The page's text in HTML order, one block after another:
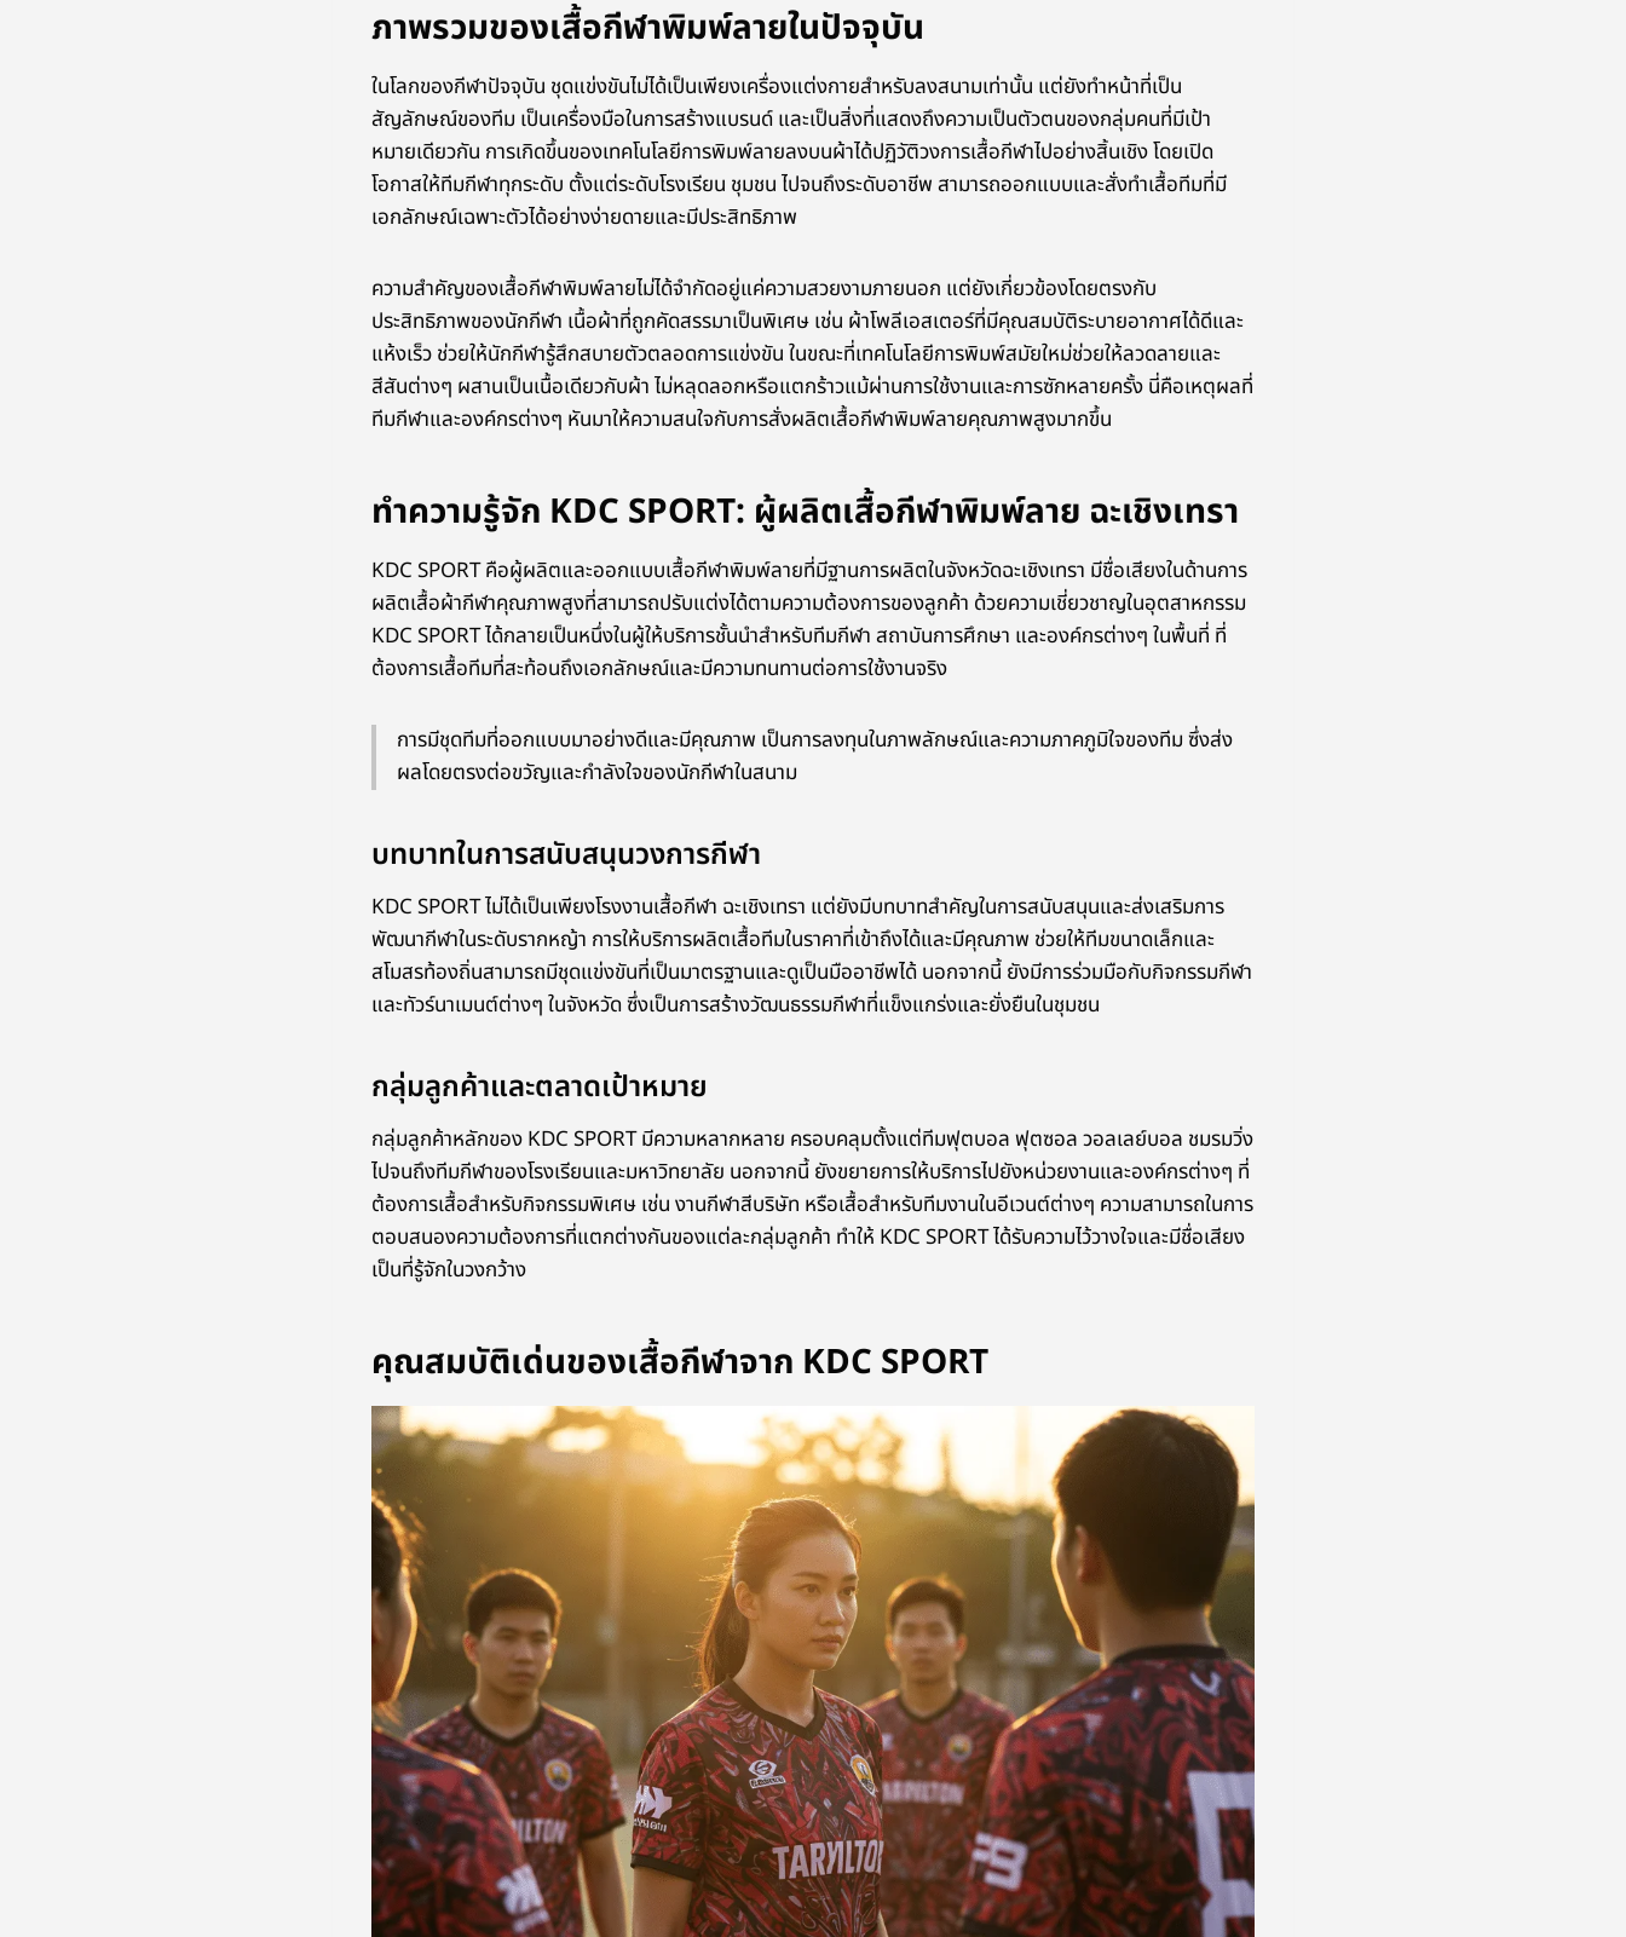
ภาพรวมของเสื้อกีฬาพิมพ์ลายในปัจจุบัน
ในโลกของกีฬาปัจจุบัน ชุดแข่งขันไม่ได้เป็นเพียงเครื่องแต่งกายสำหรับลงสนามเท่านั้น แต่ยังทำหน้าที่เป็น
สัญลักษณ์ของทีม เป็นเครื่องมือในการสร้างแบรนด์ และเป็นสิ่งที่แสดงถึงความเป็นตัวตนของกลุ่มคนที่มีเป้า
หมายเดียวกัน การเกิดขึ้นของเทคโนโลยีการพิมพ์ลายลงบนผ้าได้ปฏิวัติวงการเสื้อกีฬาไปอย่างสิ้นเชิง โดยเปิด
โอกาสให้ทีมกีฬาทุกระดับ ตั้งแต่ระดับโรงเรียน ชุมชน ไปจนถึงระดับอาชีพ สามารถออกแบบและสั่งทำเสื้อทีมที่มี
เอกลักษณ์เฉพาะตัวได้อย่างง่ายดายและมีประสิทธิภาพ
ความสำคัญของเสื้อกีฬาพิมพ์ลายไม่ได้จำกัดอยู่แค่ความสวยงามภายนอก แต่ยังเกี่ยวข้องโดยตรงกับ
ประสิทธิภาพของนักกีฬา เนื้อผ้าที่ถูกคัดสรรมาเป็นพิเศษ เช่น ผ้าโพลีเอสเตอร์ที่มีคุณสมบัติระบายอากาศได้ดีและ
แห้งเร็ว ช่วยให้นักกีฬารู้สึกสบายตัวตลอดการแข่งขัน ในขณะที่เทคโนโลยีการพิมพ์สมัยใหม่ช่วยให้ลวดลายและ
สีสันต่างๆ ผสานเป็นเนื้อเดียวกับผ้า ไม่หลุดลอกหรือแตกร้าวแม้ผ่านการใช้งานและการซักหลายครั้ง นี่คือเหตุผลที่
ทีมกีฬาและองค์กรต่างๆ หันมาให้ความสนใจกับการสั่งผลิตเสื้อกีฬาพิมพ์ลายคุณภาพสูงมากขึ้น
ทำความรู้จัก KDC SPORT: ผู้ผลิตเสื้อกีฬาพิมพ์ลาย ฉะเชิงเทรา
KDC SPORT คือผู้ผลิตและออกแบบเสื้อกีฬาพิมพ์ลายที่มีฐานการผลิตในจังหวัดฉะเชิงเทรา มีชื่อเสียงในด้านการ
ผลิตเสื้อผ้ากีฬาคุณภาพสูงที่สามารถปรับแต่งได้ตามความต้องการของลูกค้า ด้วยความเชี่ยวชาญในอุตสาหกรรม
KDC SPORT ได้กลายเป็นหนึ่งในผู้ให้บริการชั้นนำสำหรับทีมกีฬา สถาบันการศึกษา และองค์กรต่างๆ ในพื้นที่ ที่
ต้องการเสื้อทีมที่สะท้อนถึงเอกลักษณ์และมีความทนทานต่อการใช้งานจริง
การมีชุดทีมที่ออกแบบมาอย่างดีและมีคุณภาพ เป็นการลงทุนในภาพลักษณ์และความภาคภูมิใจของทีม ซึ่งส่ง
ผลโดยตรงต่อขวัญและกำลังใจของนักกีฬาในสนาม
บทบาทในการสนับสนุนวงการกีฬา
KDC SPORT ไม่ได้เป็นเพียงโรงงานเสื้อกีฬา ฉะเชิงเทรา แต่ยังมีบทบาทสำคัญในการสนับสนุนและส่งเสริมการ
พัฒนากีฬาในระดับรากหญ้า การให้บริการผลิตเสื้อทีมในราคาที่เข้าถึงได้และมีคุณภาพ ช่วยให้ทีมขนาดเล็กและ
สโมสรท้องถิ่นสามารถมีชุดแข่งขันที่เป็นมาตรฐานและดูเป็นมืออาชีพได้ นอกจากนี้ ยังมีการร่วมมือกับกิจกรรมกีฬา
และทัวร์นาเมนต์ต่างๆ ในจังหวัด ซึ่งเป็นการสร้างวัฒนธรรมกีฬาที่แข็งแกร่งและยั่งยืนในชุมชน
กลุ่มลูกค้าและตลาดเป้าหมาย
กลุ่มลูกค้าหลักของ KDC SPORT มีความหลากหลาย ครอบคลุมตั้งแต่ทีมฟุตบอล ฟุตซอล วอลเลย์บอล ชมรมวิ่ง
ไปจนถึงทีมกีฬาของโรงเรียนและมหาวิทยาลัย นอกจากนี้ ยังขยายการให้บริการไปยังหน่วยงานและองค์กรต่างๆ ที่
ต้องการเสื้อสำหรับกิจกรรมพิเศษ เช่น งานกีฬาสีบริษัท หรือเสื้อสำหรับทีมงานในอีเวนต์ต่างๆ ความสามารถในการ
ตอบสนองความต้องการที่แตกต่างกันของแต่ละกลุ่มลูกค้า ทำให้ KDC SPORT ได้รับความไว้วางใจและมีชื่อเสียง
เป็นที่รู้จักในวงกว้าง
คุณสมบัติเด่นของเสื้อกีฬาจาก KDC SPORT